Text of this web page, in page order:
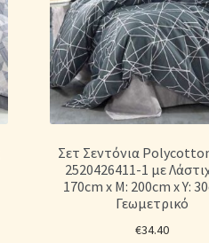
Σετ Σεντόνια
2520426411-1 με
170cm x Μ: 200cm x Υ:
Γεωμετρικό
€34.40